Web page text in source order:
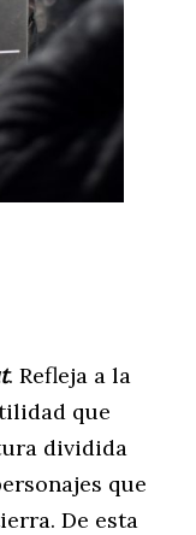
. Refleja a la
que
dividida
que
De esta